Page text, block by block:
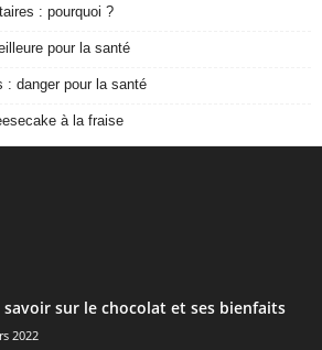
: pourquoi ?
pour la santé
: danger pour la santé
à la fraise
sur le chocolat et ses bienfaits
2022